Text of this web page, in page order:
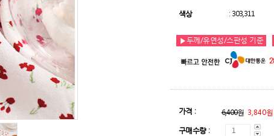
색상 : 303,311
▶두께/유연성/스판성 기준
가격 : 6,400원 3,840원
구매수량 :